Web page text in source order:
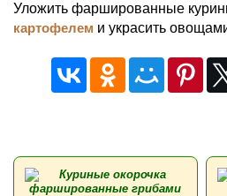
Уложить фаршированные
картофелем и украсить